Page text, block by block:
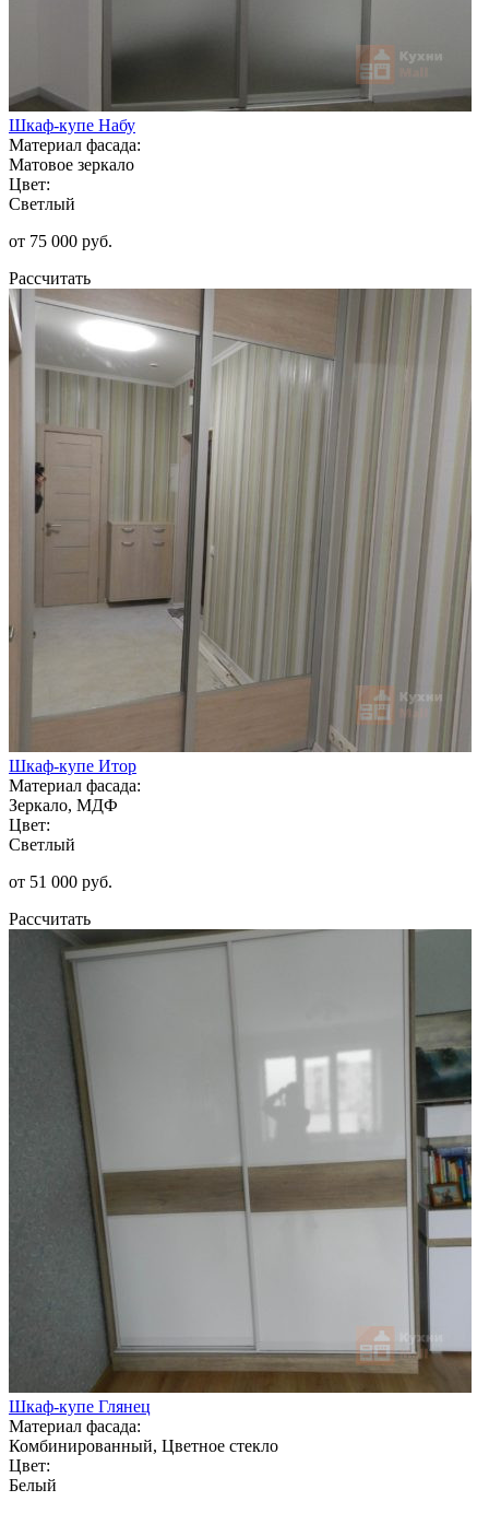
Шкаф-купе Набу
Материал фасада:
Матовое зеркало
Цвет:
Светлый
от 75 000 руб.
Рассчитать
Шкаф-купе Итор
Материал фасада:
Зеркало, МДФ
Цвет:
Светлый
от 51 000 руб.
Рассчитать
Шкаф-купе Глянец
Материал фасада:
Комбинированный, Цветное стекло
Цвет:
Белый